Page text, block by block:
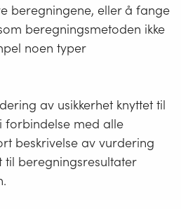
beregningene, eller å fange
beregningsmetoden ikke
noen typer
av usikkerhet knyttet til
forbindelse med alle
beskrivelse av vurdering
til beregningsresultater